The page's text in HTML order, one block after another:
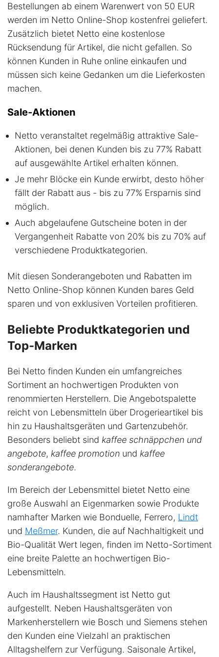
Bestellungen ab einem Warenwert von 50 EUR
werden im Netto Online-Shop kostenfrei geliefert.
Zusätzlich bietet Netto eine kostenlose
Rücksendung für Artikel, die nicht gefallen. So
können Kunden in Ruhe online einkaufen und
müssen sich keine Gedanken um die Lieferkosten
machen.
Sale-Aktionen
Netto veranstaltet regelmäßig attraktive Sale-
Aktionen, bei denen Kunden bis zu 77% Rabatt
auf ausgewählte Artikel erhalten können.
Je mehr Blöcke ein Kunde erwirbt, desto höher
fällt der Rabatt aus - bis zu 77% Ersparnis sind
möglich.
Auch abgelaufene Gutscheine boten in der
Vergangenheit Rabatte von 20% bis zu 70% auf
verschiedene Produktkategorien.
Mit diesen Sonderangeboten und Rabatten im
Netto Online-Shop können Kunden bares Geld
sparen und von exklusiven Vorteilen profitieren.
Beliebte Produktkategorien und
Top-Marken
Bei Netto finden Kunden ein umfangreiches
Sortiment an hochwertigen Produkten von
renommierten Herstellern. Die Angebotspalette
reicht von Lebensmitteln über Drogerieartikel bis
hin zu Haushaltsgeräten und Gartenzubehör.
Besonders beliebt sind kaffee schnäppchen und
angebote, kaffee promotion und kaffee
sonderangebote.
Im Bereich der Lebensmittel bietet Netto eine
große Auswahl an Eigenmarken sowie Produkte
namhafter Marken wie Bonduelle, Ferrero, Lindt
und Meßmer. Kunden, die auf Nachhaltigkeit und
Bio-Qualität Wert legen, finden im Netto-Sortiment
eine breite Palette an hochwertigen Bio-
Lebensmitteln.
Auch im Haushaltssegment ist Netto gut
aufgestellt. Neben Haushaltsgeräten von
Markenherstellern wie Bosch und Siemens stehen
den Kunden eine Vielzahl an praktischen
Alltagshelfern zur Verfügung. Saisonale Artikel,